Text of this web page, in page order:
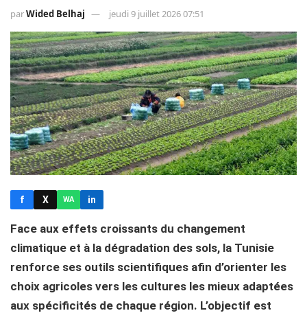
parWided Belhaj jeudi 9 juillet 2026 07:51
f X WA in
Face aux effets croissants du changement
climatique et à la dégradation des sols, la Tunisie
renforce ses outils scientifiques afin d’orienter les
choix agricoles vers les cultures les mieux adaptées
aux spécificités de chaque région. L’objectif est